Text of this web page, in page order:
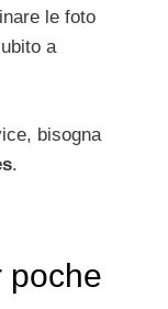
le foto
a
bisogna
.
poche